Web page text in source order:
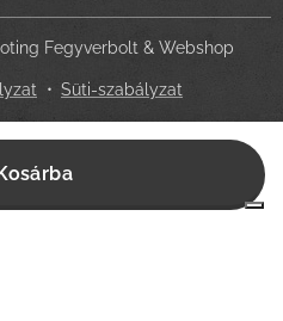
Fegyverbolt & Webshop
Süti-szabályzat